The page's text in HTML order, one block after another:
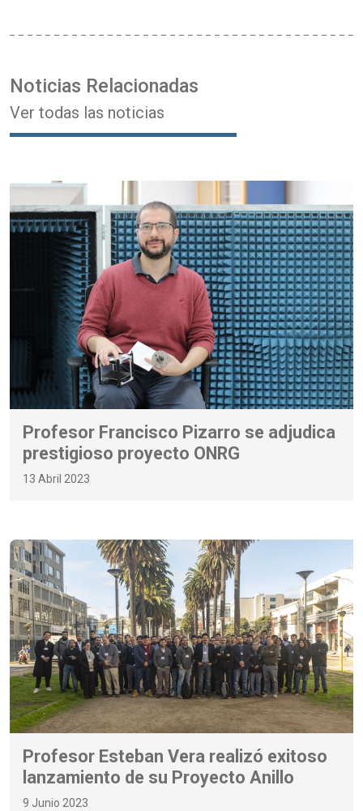
Noticias Relacionadas
Ver todas las noticias
Profesor Francisco Pizarro se adjudica
prestigioso proyecto ONRG
13 Abril 2023
Profesor Esteban Vera realizó exitoso
lanzamiento de su Proyecto Anillo
9 Junio 2023